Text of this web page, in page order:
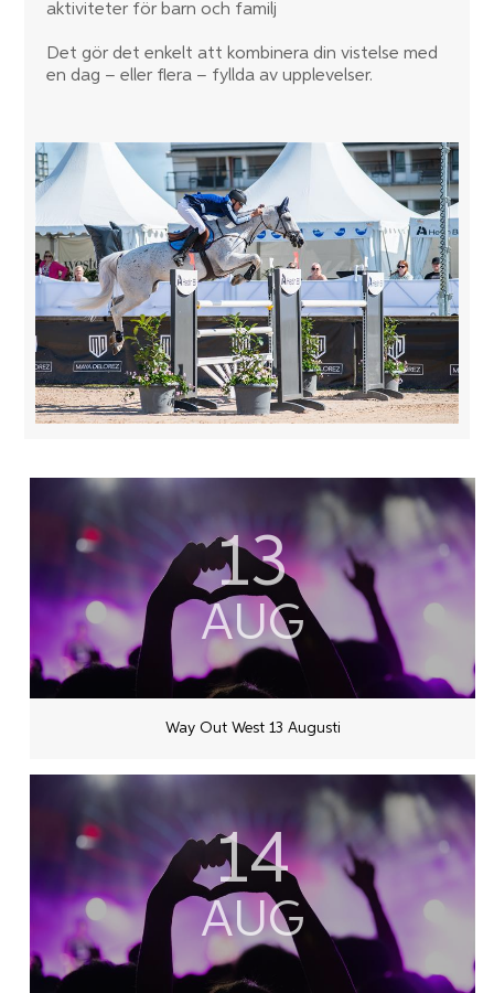
aktiviteter för barn och familj
Det gör det enkelt att kombinera din vistelse med
13
AUG
Way Out West 13 Augusti
14
AUG